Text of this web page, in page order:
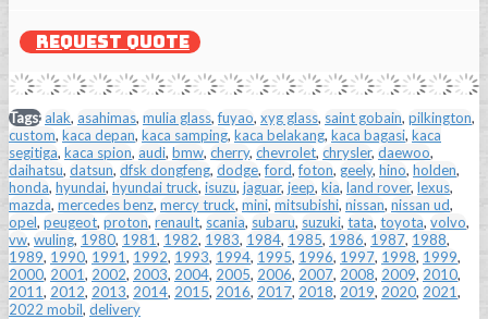
REQUEST QUOTE
Tags:alak, asahimas, mulia glass,fuyao, xyg glass, saint gobain, pilkington,
custom, kaca depan, kaca samping, kaca belakang, kaca bagasi, kaca
segitiga, kaca spion, audi, bmw, cherry, chevrolet, chrysler, daewoo,
daihatsu, datsun, dfsk dongfeng, dodge,ford,foton, geely, hino, holden,
honda, hyundai, hyundai truck, isuzu, jaguar, jeep, kia, land rover, lexus,
mazda, mercedes benz, mercy truck, mini, mitsubishi, nissan, nissan ud,
opel, peugeot, proton, renault, scania, subaru, suzuki, tata, toyota, volvo,
vw, wuling, 1980, 1981, 1982, 1983, 1984, 1985, 1986, 1987, 1988,
1989, 1990, 1991, 1992, 1993, 1994, 1995, 1996, 1997, 1998, 1999,
2000, 2001, 2002, 2003, 2004, 2005, 2006, 2007, 2008, 2009, 2010,
2011, 2012, 2013, 2014, 2015, 2016, 2017, 2018, 2019, 2020, 2021,
2022 mobil, delivery